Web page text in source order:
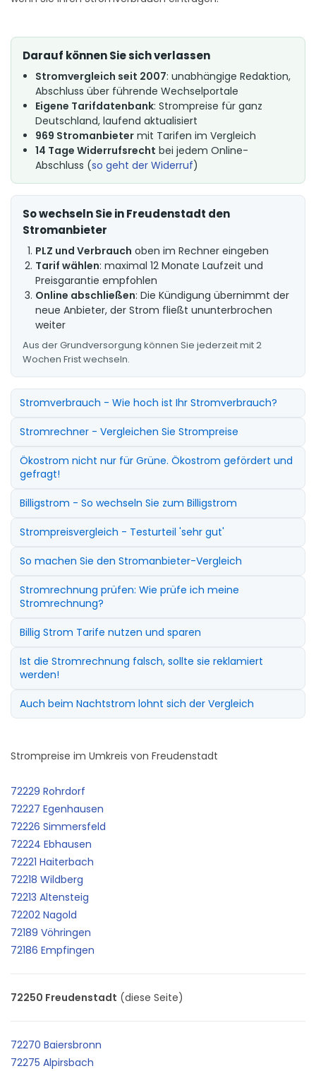
Darauf können Sie sich verlassen
Stromvergleich seit 2007: unabhängige Redaktion,
Abschluss über führende Wechselportale
Eigene Tarifdatenbank: Strompreise für ganz
Deutschland, laufend aktualisiert
969 Stromanbieter mit Tarifen im Vergleich
14 Tage Widerrufsrecht bei jedem Online-
Abschluss (so geht der Widerruf)
So wechseln Sie in Freudenstadt den
Stromanbieter
PLZ und Verbrauch oben im Rechner eingeben
Tarif wählen: maximal 12 Monate Laufzeit und
Preisgarantie empfohlen
Online abschließen: Die Kündigung übernimmt der
neue Anbieter, der Strom fließt ununterbrochen
weiter
Aus der Grundversorgung können Sie jederzeit mit 2
Wochen Frist wechseln.
Stromverbrauch - Wie hoch ist Ihr Stromverbrauch?
Stromrechner - Vergleichen Sie Strompreise
Ökostrom nicht nur für Grüne. Ökostrom gefördert und
gefragt!
Billigstrom - So wechseln Sie zum Billigstrom
Strompreisvergleich - Testurteil 'sehr gut'
So machen Sie den Stromanbieter-Vergleich
Stromrechnung prüfen: Wie prüfe ich meine
Stromrechnung?
Billig Strom Tarife nutzen und sparen
Ist die Stromrechnung falsch, sollte sie reklamiert
werden!
Auch beim Nachtstrom lohnt sich der Vergleich
Strompreise im Umkreis von Freudenstadt
72229 Rohrdorf
72227 Egenhausen
72226 Simmersfeld
72224 Ebhausen
72221 Haiterbach
72218 Wildberg
72213 Altensteig
72202 Nagold
72189 Vöhringen
72186 Empfingen
72250 Freudenstadt (diese Seite)
72270 Baiersbronn
72275 Alpirsbach